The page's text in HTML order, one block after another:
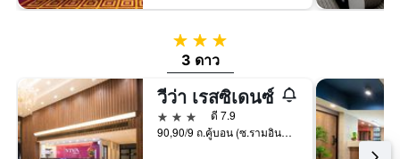
3 ดาว
3 ดาว
วีว่า เรสซิเดนซ์
3 ดาว
ดี 7.9
90,90/9 ถ.คู้บอน (ซ.รามอินทรา 71), กรุงเทพมหานคร, ประเทศไทย